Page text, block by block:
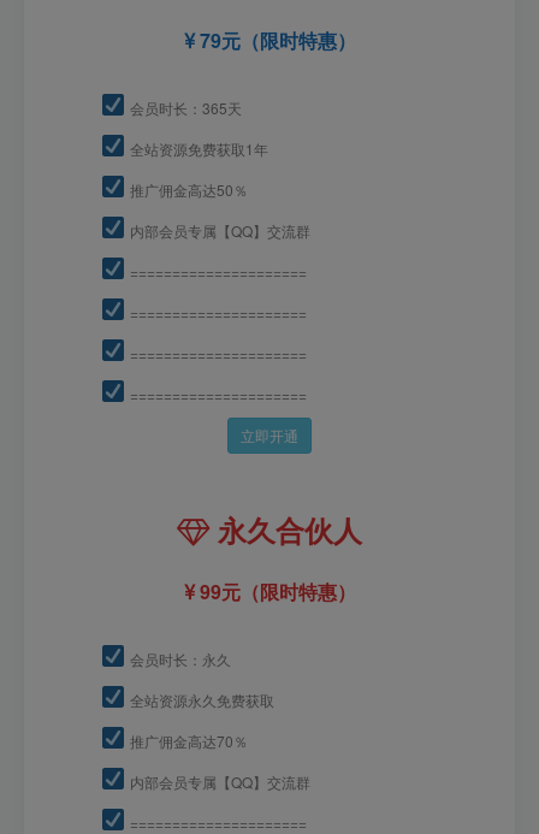
79元（限时特惠）
会员时长：365天
全站资源免费获取1年
推广佣金高达50％
内部会员专属【QQ】交流群
=====================
=====================
=====================
=====================
立即开通
永久合伙人
99元（限时特惠）
会员时长：永久
全站资源永久免费获取
推广佣金高达70％
内部会员专属【QQ】交流群
=====================